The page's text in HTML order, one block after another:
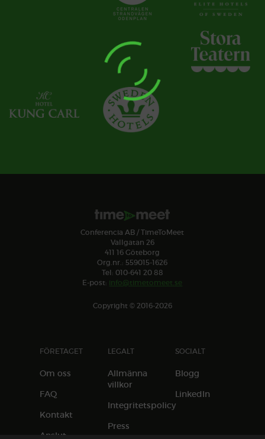
Conferencia AB / TimeToMeet
Vallgatan 26
411 16 Göteborg
Org.nr.: 559015-1626
Tel: 010-641 20 88
E-post: info@timetomeet.se
Copyright © 2016-2026
FÖRETAGET
Om oss
FAQ
Kontakt
Anslut
LEGALT
Allmänna
villkor
Integritetspolicy
Press
SOCIALT
Blogg
LinkedIn